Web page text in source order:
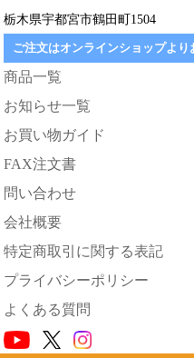
栃木県宇都宮市鶴田町1504
ご注文はオンラインショップより
商品一覧
お知らせ一覧
お買い物ガイド
FAX注文書
問い合わせ
会社概要
特定商取引に関する表記
プライバシーポリシー
よくある質問